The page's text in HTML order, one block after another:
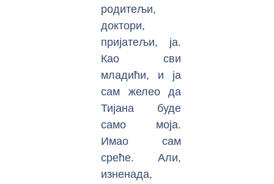
родитељи,
доктори,
пријатељи, ја.
Као сви
младићи, и ја
сам желео да
Тијана буде
само моја.
Имао сам
среће. Али,
изненада,